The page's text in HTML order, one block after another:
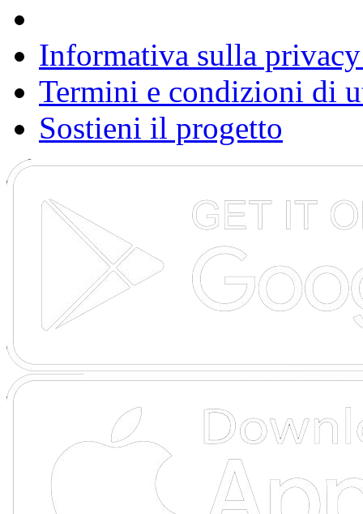
Informativa sulla
Termini e condizioni di
Sostieni il progetto